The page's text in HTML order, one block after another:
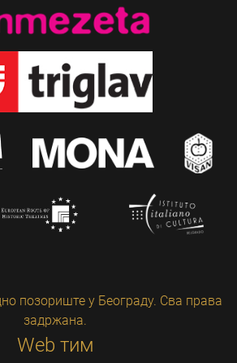
позориште у Београду. Сва права
задржана.
Web тим